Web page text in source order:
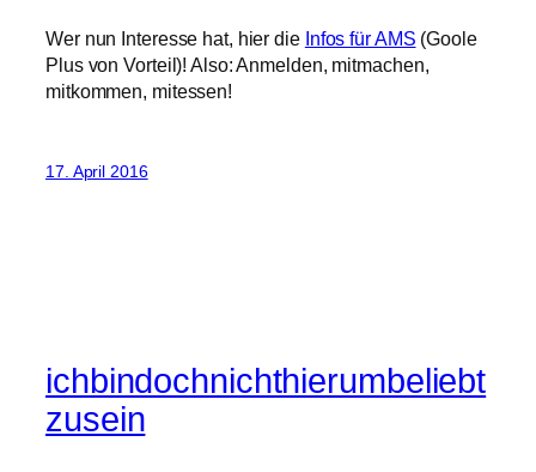
Wer nun Interesse hat, hier die Infos für AMS (Goole
Plus von Vorteil)! Also: Anmelden, mitmachen,
mitkommen, mitessen!
17. April 2016
ichbindochnichthierumbeliebt
zusein